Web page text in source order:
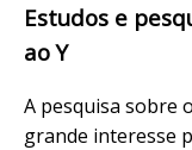
Estudos e
ao Y
A pesquisa sobre
grande interesse